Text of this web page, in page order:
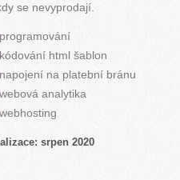
se nevyprodají.
programování
kódování html šablon
napojení na platební bránu
webová analytika
webhosting
srpen 2020